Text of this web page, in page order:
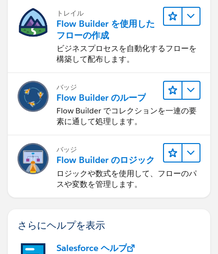
トレイル
Flow Builder を使用した
フローの作成
ビジネスプロセスを自動化するフローを
構築して配布します。
バッジ
Flow Builder のループ
Flow Builder でコレクションを一連の要
素に通して処理します。
バッジ
Flow Builder のロジック
ロジックや数式を使用して、フローのパ
スや変数を管理します。
さらにヘルプを表示
Salesforce ヘルプ